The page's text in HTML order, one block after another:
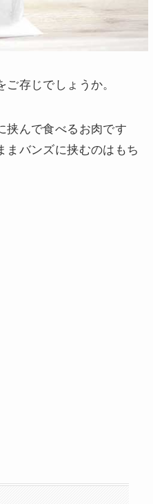
存じでしょうか。
挟んで食べるお肉です
まバンズに挟むのはもち